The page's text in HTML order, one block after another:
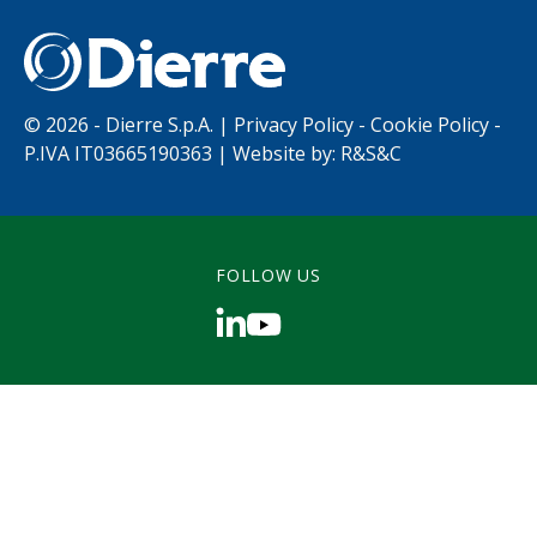
© 2026 - Dierre S.p.A. | Privacy Policy - Cookie Policy -
P.IVA IT03665190363 | Website by: R&S&C
FOLLOW US